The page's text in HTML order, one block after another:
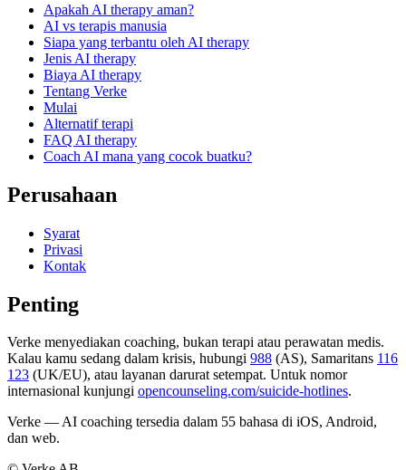
Apakah AI therapy aman?
AI vs terapis manusia
Siapa yang terbantu oleh AI therapy
Jenis AI therapy
Biaya AI therapy
Tentang Verke
Mulai
Alternatif terapi
FAQ AI therapy
Coach AI mana yang cocok buatku?
Perusahaan
Syarat
Privasi
Kontak
Penting
Verke menyediakan coaching, bukan terapi atau perawatan medis.
Kalau kamu sedang dalam krisis, hubungi 988 (AS), Samaritans 116
123 (UK/EU), atau layanan darurat setempat. Untuk nomor
internasional kunjungi opencounseling.com/suicide-hotlines.
Verke — AI coaching tersedia dalam 55 bahasa di iOS, Android,
dan web.